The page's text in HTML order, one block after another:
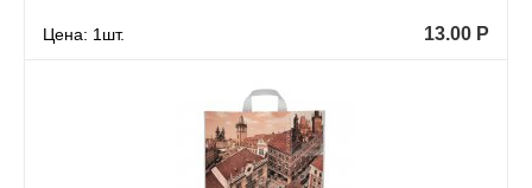
Цена: 1шт. 13.00 Р